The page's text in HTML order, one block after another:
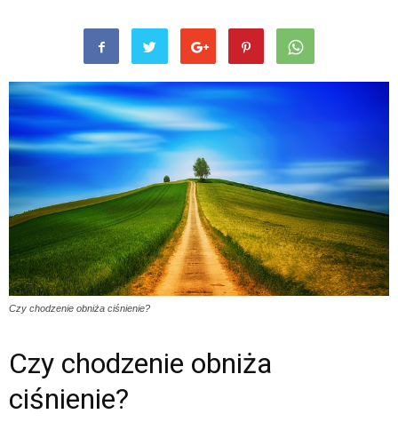
Czy chodzenie obniża ciśnienie?
Czy chodzenie obniża
ciśnienie?